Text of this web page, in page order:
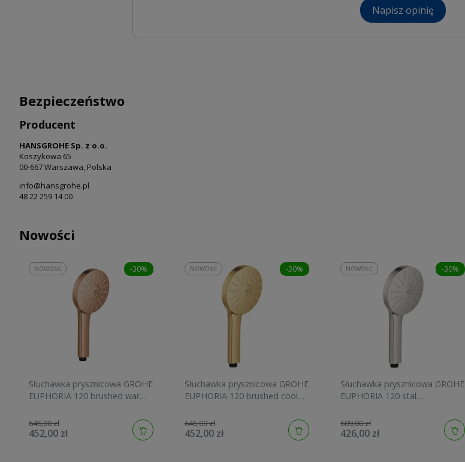
Napisz opinię
Bezpieczeństwo
Producent
HANSGROHE Sp. z o.o.
Koszykowa 65
00-667 Warszawa, Polska
info@hansgrohe.pl
48 22 259 14 00
Nowości
-30%
Słuchawka prysznicowa GROHE
EUPHORIA 120 brushed warm
646,00 zł
452,00 zł
NOWOŚĆ -30%
Słuchawka prysznicowa GROHE
EUPHORIA 120 brushed cool
646,00 zł
452,00 zł
NOWOŚĆ -30%
Słuchawka prysznicowa GROHE
EUPHORIA 120 stal
609,00 zł
426,00 zł
NOWOŚĆ